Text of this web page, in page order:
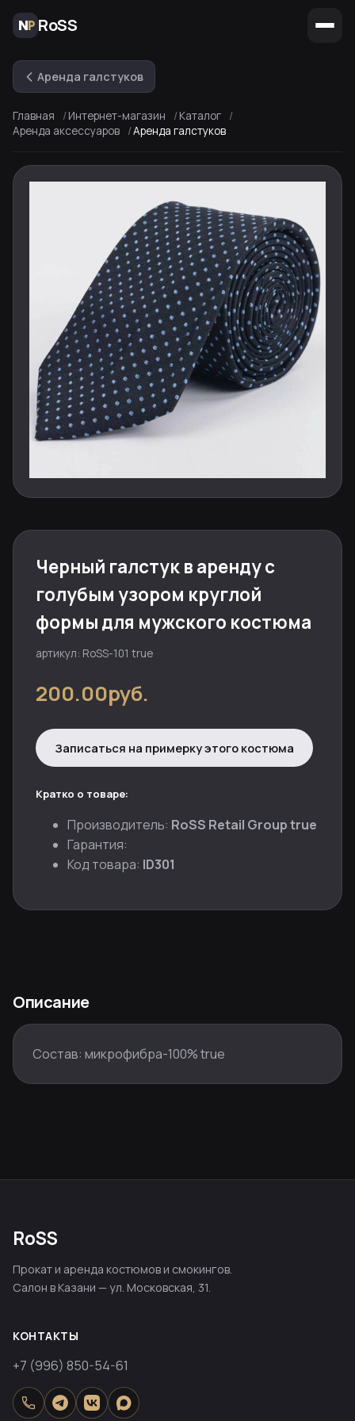
RoSS
Аренда галстуков
Главная Интернет-магазин
Каталог
Аренда аксессуаров
Аренда галстуков
Черный галстук в аренду с
голубым узором круглой
формы для мужского костюма
артикул: RoSS-101 true
200.00руб.
Записаться на примерку этого костюма
Кратко о товаре:
Производитель: RoSS Retail Group true
Гарантия:
Код товара: ID301
Описание
Состав: микрофибра-100% true
RoSS
Прокат и аренда костюмов и смокингов.
Салон в Казани — ул. Московская, 31.
КОНТАКТЫ
+7 (996) 850-54-61